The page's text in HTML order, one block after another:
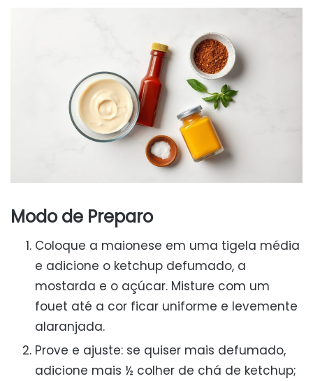
Modo de Preparo
Coloque a maionese em uma tigela média
e adicione o ketchup defumado, a
mostarda e o açúcar. Misture com um
fouet até a cor ficar uniforme e levemente
alaranjada.
Prove e ajuste: se quiser mais defumado,
adicione mais ½ colher de chá de ketchup;